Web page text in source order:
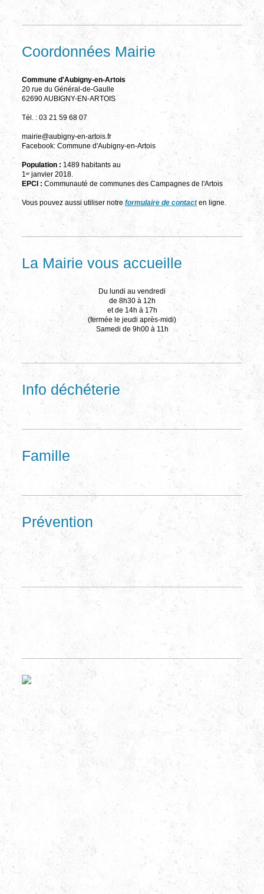
Coordonnées Mairie
Commune d'Aubigny-en-Artois
20 rue du Général-de-Gaulle
62690 AUBIGNY-EN-ARTOIS
Tél. : 03 21 59 68 07
mairie@aubigny-en-artois.fr
Facebook: Commune d'Aubigny-en-Artois
Population : 1489 habitants au
1 erjanvier 2018.
EPCI : Communauté de communes des Campagnes de l'Artois
Vous pouvez aussi utiliser notre formulaire de contact en ligne.
La Mairie vous accueille
Du lundi au vendredi
de 8h30 à 12h
et de 14h à 17h
(fermée le jeudi après-midi)
Samedi de 9h00 à 11h
Info déchéterie
Famille
Prévention